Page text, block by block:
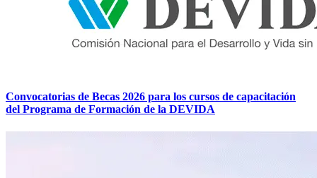
Convocatorias de Becas 2026 para los cursos de capacitación
del Programa de Formación de la DEVIDA